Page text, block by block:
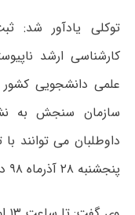
توکلی یادآور شد:
پنجشنبه ۲۸ آذرماه ۹۸ در این آزمون ثبت نام کنند.